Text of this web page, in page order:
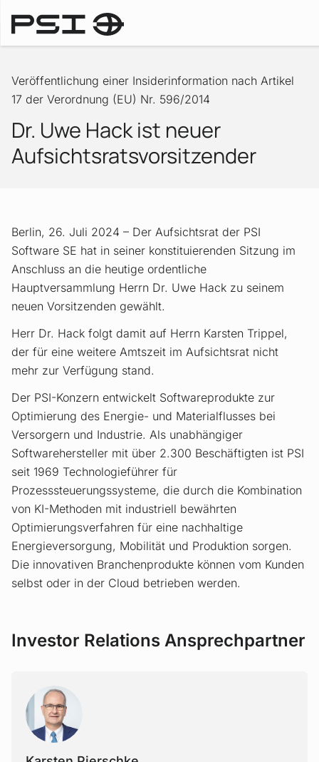
Veröffentlichung einer Insiderinformation nach Artikel
17 der Verordnung (EU) Nr. 596/2014
Dr. Uwe Hack ist neuer
Aufsichtsratsvorsitzender
Berlin, 26. Juli 2024 – Der Aufsichtsrat der PSI
Software SE hat in seiner konstituierenden Sitzung im
Anschluss an die heutige ordentliche
Hauptversammlung Herrn Dr. Uwe Hack zu seinem
neuen Vorsitzenden gewählt.
Herr Dr. Hack folgt damit auf Herrn Karsten Trippel,
der für eine weitere Amtszeit im Aufsichtsrat nicht
mehr zur Verfügung stand.
Der PSI-Konzern entwickelt Softwareprodukte zur
Optimierung des Energie- und Materialflusses bei
Versorgern und Industrie. Als unabhängiger
Softwarehersteller mit über 2.300 Beschäftigten ist PSI
seit 1969 Technologieführer für
Prozesssteuerungssysteme, die durch die Kombination
von KI-Methoden mit industriell bewährten
Optimierungsverfahren für eine nachhaltige
Energieversorgung, Mobilität und Produktion sorgen.
Die innovativen Branchenprodukte können vom Kunden
selbst oder in der Cloud betrieben werden.
Investor Relations Ansprechpartner